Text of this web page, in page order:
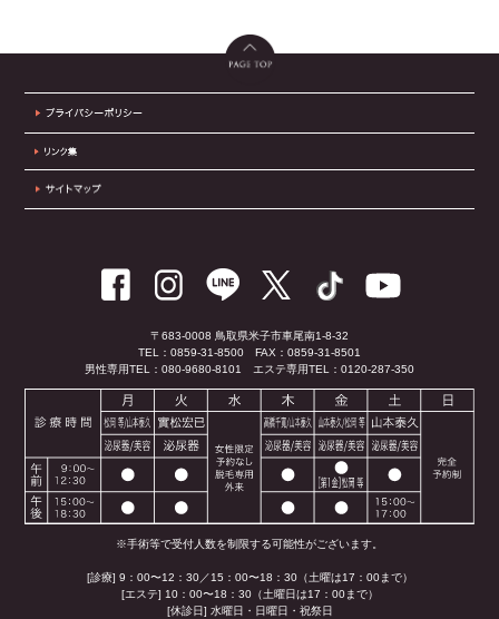
〒683-0008 鳥取県米子市車尾南1-8-32
TEL：0859-31-8500 FAX：0859-31-8501
男性専用TEL：080-9680-8101
エステ専用TEL：0120-287-350
※手術等で受付人数を制限する可能性がございます。
[診療] 9：00〜12：30／15：00〜18：30（土曜は17：00まで）
[エステ] 10：00〜18：30（土曜日は17：00まで）
[休診日] 水曜日・日曜日・祝祭日